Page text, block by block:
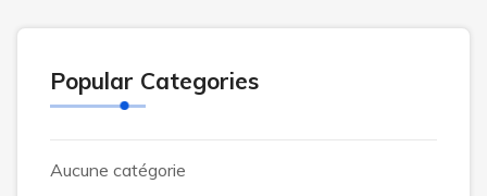
Popular Categories
Aucune catégorie